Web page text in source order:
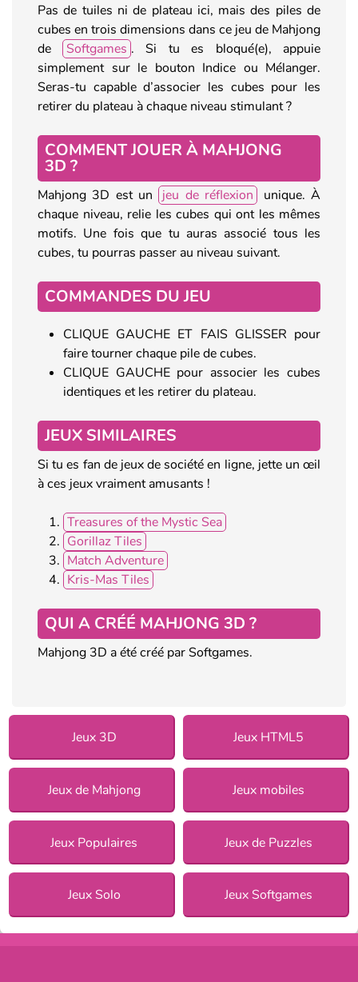
Pas de tuiles ni de plateau ici, mais des piles de
cubes en trois dimensions dans ce jeu de Mahjong
de
Softgames . Si tu es bloqué(e), appuie
simplement sur le bouton Indice ou Mélanger.
Seras-tu capable d’associer les cubes pour les
retirer du plateau à chaque niveau stimulant ?
COMMENT JOUER À MAHJONG
3D ?
Mahjong 3D est un jeu de réflexion
unique. À
chaque niveau, relie les cubes qui ont les mêmes
motifs. Une fois que tu auras associé tous les
cubes, tu pourras passer au niveau suivant.
COMMANDES DU JEU
CLIQUE GAUCHE ET FAIS GLISSER pour
faire tourner chaque pile de cubes.
CLIQUE GAUCHE pour associer les cubes
identiques et les retirer du plateau.
JEUX SIMILAIRES
Si tu es fan de jeux de société en ligne, jette un œil
à ces jeux vraiment amusants !
Treasures of the Mystic Sea
Gorillaz Tiles
Match Adventure
Kris-Mas Tiles
QUI A CRÉÉ MAHJONG 3D ?
Mahjong 3D a été créé par Softgames.
Jeux 3D Jeux HTML5
Jeux de Mahjong Jeux mobiles
Jeux Populaires Jeux de Puzzles
Jeux Solo Jeux Softgames